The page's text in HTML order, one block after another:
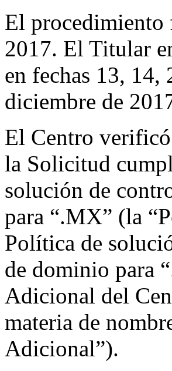
El procedimiento
2017. El Titular
en fechas 13,
diciembre de
El Centro
la Solicitud
solución de
para “.MX” (la
Política de
de dominio para
Adicional del
materia de
Adicional”).